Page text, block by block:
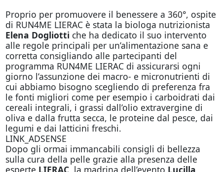
Proprio per promuovere il benessere a 360°, ospite
di RUN4ME LIERAC è stata la biologa nutrizionista
Elena Dogliotti che ha dedicato il suo intervento
alle regole principali per un’alimentazione sana e
corretta consigliando alle partecipanti del
programma RUN4ME LIERAC di assicurarsi ogni
giorno l’assunzione dei macro- e micronutrienti di
cui abbiamo bisogno scegliendo di preferenza fra
le fonti migliori come per esempio i carboidrati dai
cereali integrali, i grassi dall’olio extravergine di
oliva e dalla frutta secca, le proteine dal pesce, dai
legumi e dai latticini freschi.
LINK_ADSENSE
Dopo gli ormai immancabili consigli di bellezza
sulla cura della pelle grazie alla presenza delle
esperte LIERAC, la madrina dell’evento Lucilla